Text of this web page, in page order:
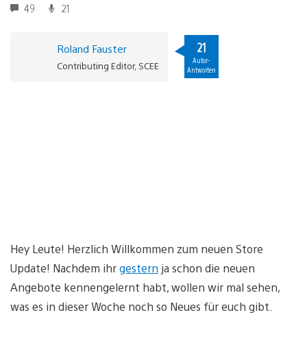
49 21
Roland Fauster
Contributing Editor, SCEE
21
Autor-
Antworten
Hey Leute! Herzlich Willkommen zum neuen Store
Update! Nachdem ihrgestern ja schon die neuen
Angebote kennengelernt habt, wollen wir mal sehen,
was es in dieser Woche noch so Neues für euch gibt.